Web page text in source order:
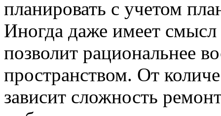
планировать с учетом
Иногда даже имеет смысл
позволит рациональнее
пространством. От
зависит сложность